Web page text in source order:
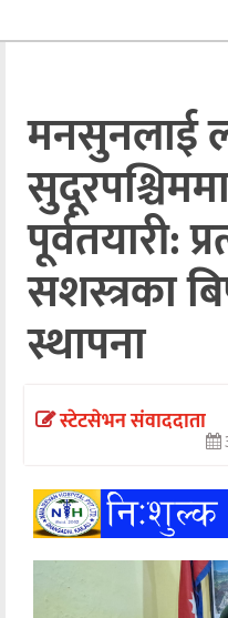
अन्तराष्ट्रिय
अन्तर्वार्ता
अर्थ
खेलकुद
मनोरञ्जन
अन्य
मनसुनलाई
पूर्वतयारी:
सशस्त्रका
स्थापना
स्टेटसेभन संवाददाता